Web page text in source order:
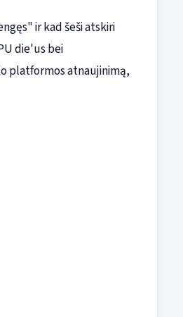
ir kad šeši atskiri
die'us bei
platformos atnaujinimą,